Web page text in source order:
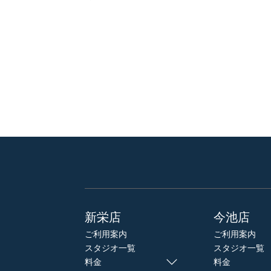
新栄店
ご利用案内
スタジオ一覧
料金
今池店
ご利用案内
スタジオ一覧
料金